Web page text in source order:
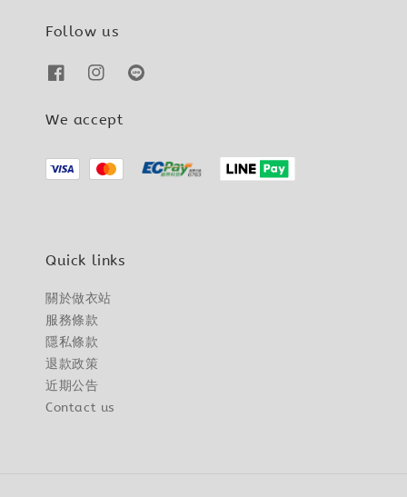
Follow us
We accept
Quick links
關於做衣站
服務條款
隱私條款
退款政策
近期公告
Contact us